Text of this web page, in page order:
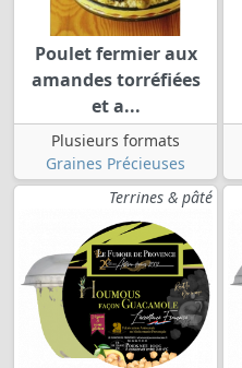
Poulet fermier aux
amandes torréfiées
et a...
Plusieurs formats
Graines Précieuses
Terrines & pâté